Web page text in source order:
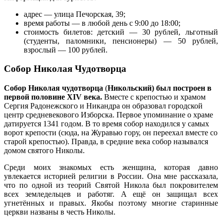
адрес — улица Печорская, 39;
время работы — в любой день с 9:00 до 18:00;
стоимость билетов: детский — 30 рублей, льготный
(студенты, паломники, пенсионеры) — 50 рублей,
взрослый — 100 рублей.
Собор Николая Чудотворца
Собор Николая чудотворца (Никольский) был построен в
первой половине XIV века. Вместе с крепостью и храмом
Сергия Радонежского и Никандра он образовал городской
центр средневекового Изборска. Первое упоминание о храме
датируется 1341 годом. В то время собор находился у самых
ворот крепости (сюда, на Журавью гору, он переехал вместе со
старой крепостью). Правда, в средние века собор назывался
домом святого Николы.
Среди моих знакомых есть женщина, которая давно
увлекается историей религии в России. Она мне рассказала,
что по одной из теорий Святой Никола был покровителем
всех земледельцев и работяг. А ещё он защищал всех
угнетённых и правых. Якобы поэтому многие старинные
церкви названы в честь Николы.